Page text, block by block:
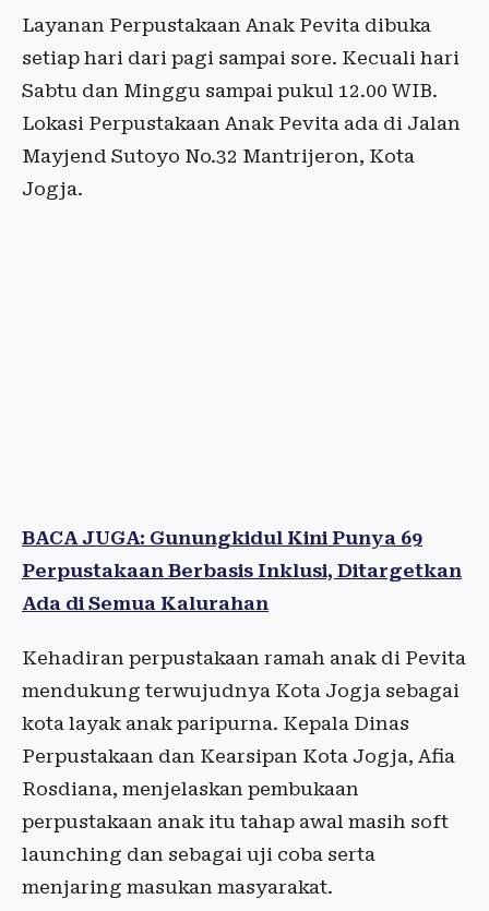
Layanan Perpustakaan Anak Pevita dibuka
setiap hari dari pagi sampai sore. Kecuali hari
Sabtu dan Minggu sampai pukul 12.00 WIB.
Lokasi Perpustakaan Anak Pevita ada di Jalan
Mayjend Sutoyo No.32 Mantrijeron, Kota
Jogja.
BACA JUGA: Gunungkidul Kini Punya 69
Perpustakaan Berbasis Inklusi, Ditargetkan
Ada di Semua Kalurahan
Kehadiran perpustakaan ramah anak di Pevita
mendukung terwujudnya Kota Jogja sebagai
kota layak anak paripurna. Kepala Dinas
Perpustakaan dan Kearsipan Kota Jogja, Afia
Rosdiana, menjelaskan pembukaan
perpustakaan anak itu tahap awal masih soft
launching dan sebagai uji coba serta
menjaring masukan masyarakat.